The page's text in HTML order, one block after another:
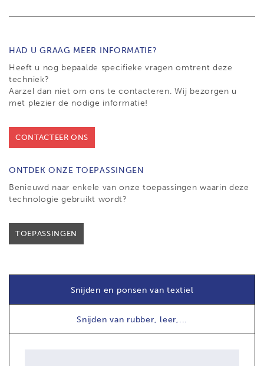
HAD U GRAAG MEER INFORMATIE?
Heeft u nog bepaalde specifieke vragen omtrent deze
techniek?
Aarzel dan niet om ons te contacteren. Wij bezorgen u
met plezier de nodige informatie!
CONTACTEER ONS
ONTDEK ONZE TOEPASSINGEN
Benieuwd naar enkele van onze toepassingen waarin deze
technologie gebruikt wordt?
TOEPASSINGEN
Snijden en ponsen van textiel
Snijden van rubber, leer,...